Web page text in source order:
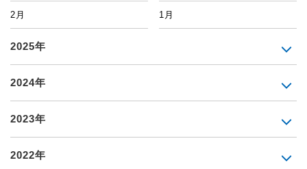
2月 1月
2025年
2024年
2023年
2022年